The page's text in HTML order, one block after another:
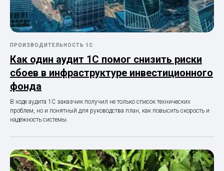
ПРОИЗВОДИТЕЛЬНОСТЬ 1С
Как один аудит 1С помог снизить риски
сбоев в инфраструктуре инвестиционного
фонда
В ходе аудита 1С заказчик получил не только список технических
проблем, но и понятный для руководства план, как повысить скорость и
надёжность системы.